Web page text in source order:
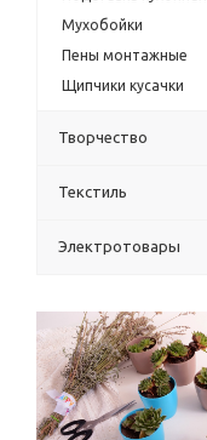
Мухобойки
Пены монтажные
Щипчики кусачки
Творчество
Текстиль
Электротовары